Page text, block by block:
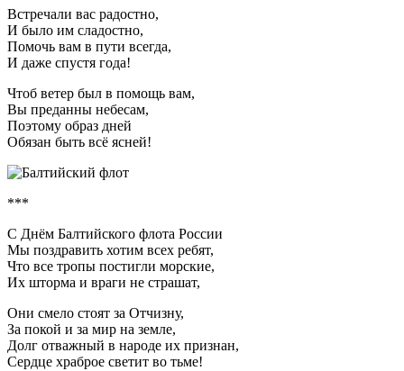
Встречали вас радостно,
И было им сладостно,
Помочь вам в пути всегда,
И даже спустя года!
Чтоб ветер был в помощь вам,
Вы преданны небесам,
Поэтому образ дней
Обязан быть всё ясней!
***
С Днём Балтийского флота России
Мы поздравить хотим всех ребят,
Что все тропы постигли морские,
Их шторма и враги не страшат,
Они смело стоят за Отчизну,
За покой и за мир на земле,
Долг отважный в народе их признан,
Сердце храброе светит во тьме!